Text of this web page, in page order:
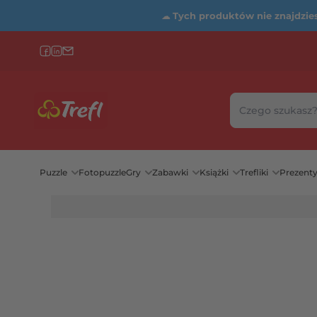
☁ Tych produktów nie
Szukaj w
Wybierz
Puzzle FotopuzzleGry Zabawki Książki Trefliki Prezenty